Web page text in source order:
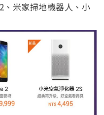
米家掃地機器人、小